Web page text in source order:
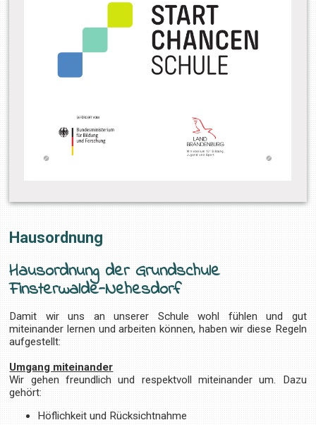
Hausordnung
Hausordnung der Grundschule
Finsterwalde-Nehesdorf
Damit wir uns an unserer Schule wohl fühlen und gut
miteinander lernen und arbeiten können, haben wir diese Regeln
aufgestellt:
Umgang miteinander
Wir gehen freundlich und respektvoll miteinander um. Dazu
gehört:
Höflichkeit und Rücksichtnahme